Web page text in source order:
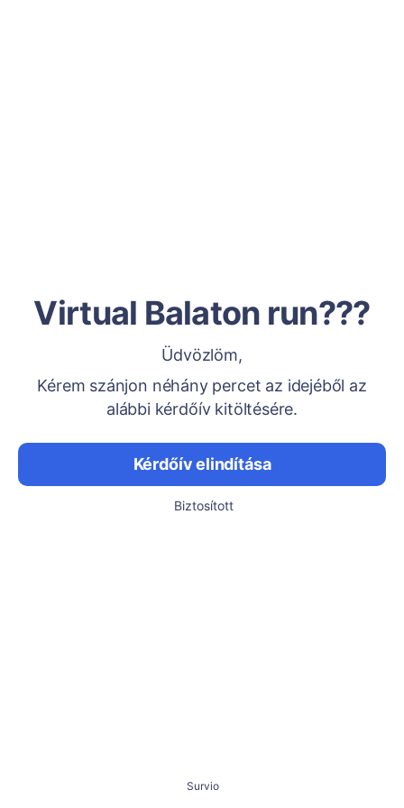
Virtual Balaton run???
Üdvözlöm,
Kérem szánjon néhány percet az idejéből az
alábbi kérdőív kitöltésére.
Kérdőív elindítása
Biztosított
Survio